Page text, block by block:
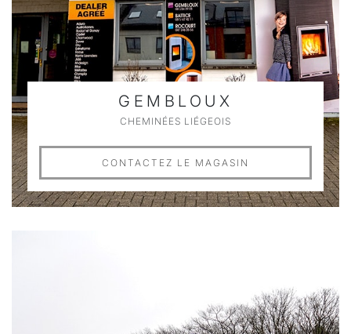
GEMBLOUX
CHEMINÉES LIÉGEOIS
CONTACTEZ LE MAGASIN